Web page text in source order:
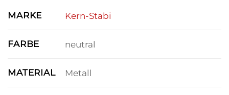
MARKE Kern-Stabi
FARBE neutral
MATERIAL Metall